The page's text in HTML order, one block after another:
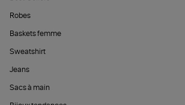
Robes
Baskets femme
Sweatshirt
Jeans
Sacs à main